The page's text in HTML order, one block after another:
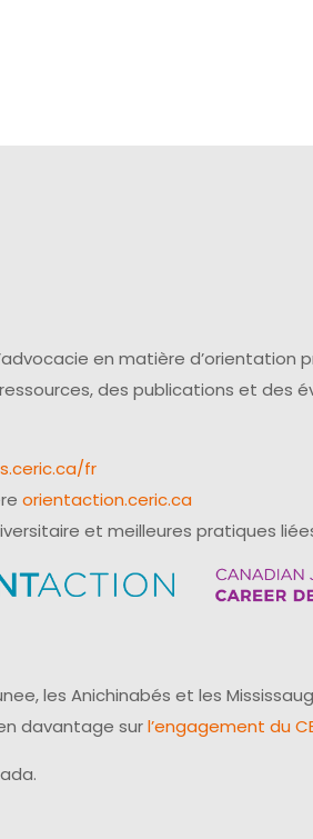
en matière
des publications et
fr
orientaction.ceric.ca
et meilleures pratiques
les Anichinabés et les
davantage surl’engagement du